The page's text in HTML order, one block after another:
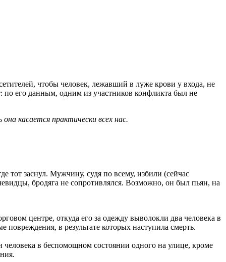
чтобы человек, лежавший в луже крови у входа, не
по его данным, одним из участников конфликта был не
касается практически всех нас.
тот заснул. Мужчину, судя по всему, избили (сейчас
бродяга не сопротивлялся. Возможно, он был пьян, на
центре, откуда его за одежду выволокли два человека в
в результате которых наступила смерть.
в беспомощном состоянии одного на улице, кроме